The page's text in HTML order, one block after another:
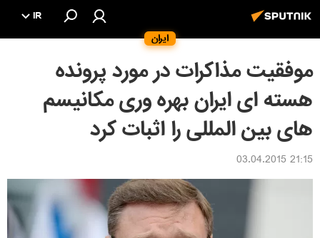
ایران
IR
موفقیت مذاکرات در مورد پرونده
هسته ای ایران بهره وری مکانیسم
های بین المللی را اثبات کرد
21:15 03.04.2015